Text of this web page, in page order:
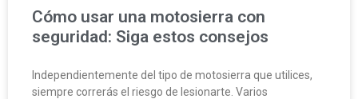
Cómo usar una motosierra con
seguridad: Siga estos consejos
Independientemente del tipo de motosierra que utilices,
siempre correrás el riesgo de lesionarte. Varios